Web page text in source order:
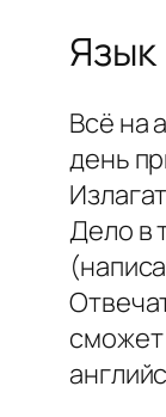
Язык
Всё на
день
Дело в
сможет